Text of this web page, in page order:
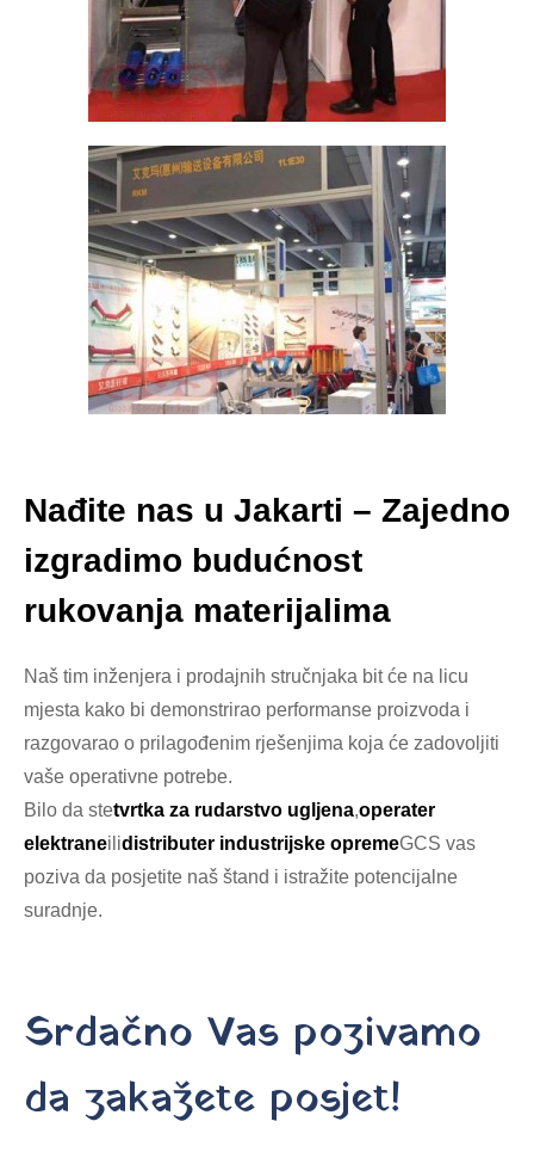
Nađite nas u Jakarti – Zajedno
izgradimo budućnost
rukovanja materijalima
Naš tim inženjera i prodajnih stručnjaka bit će na licu
mjesta kako bi demonstrirao performanse proizvoda i
razgovarao o prilagođenim rješenjima koja će zadovoljiti
vaše operativne potrebe.
Bilo da stetvrtka za rudarstvo ugljena,operater
elektraneilidistributer industrijske opremeGCS vas
poziva da posjetite naš štand i istražite potencijalne
suradnje.
Srdačno Vas pozivamo
da zakažete posjet!